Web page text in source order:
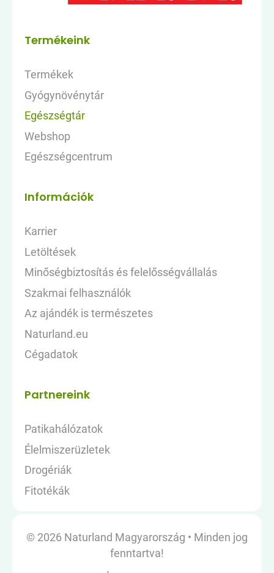
Termékeink
Termékek
Gyógynövénytár
Egészségtár
Webshop
Egészségcentrum
Információk
Karrier
Letöltések
Minőségbiztosítás és felelősségvállalás
Szakmai felhasználók
Az ajándék is természetes
Naturland.eu
Cégadatok
Partnereink
Patikahálózatok
Élelmiszerüzletek
Drogériák
Fitotékák
© 2026 Naturland Magyarország • Minden jog
fenntartva!